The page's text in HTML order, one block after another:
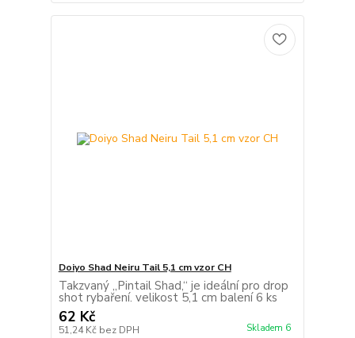
Doiyo Shad Neiru Tail 5,1 cm vzor CH
Takzvaný „Pintail Shad,“ je ideální pro drop
shot rybaření. velikost 5,1 cm balení 6 ks
62 Kč
51,24 Kč bez DPH Skladem 6